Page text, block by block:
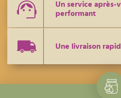
Un service après-
performant
Une livraison